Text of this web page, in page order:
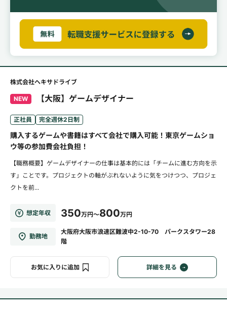
株式会社ヘキサドライブ
NEW 【大阪】ゲームデザイナー
正社員 完全週休2日制
購入するゲームや書籍はすべて会社で購入可能！東京ゲームショ
ウ等の参加費会社負担！
【職務概要】ゲームデザイナーの仕事は基本的には「チームに進む方向を示
す」ことです。プロジェクトの軸がぶれないように気をつけつつ、プロジェ
クトを前...
想定年収 350万円～800万円
勤務地
大阪府大阪市浪速区難波中2-10-70 パークスタワー28
階
お気に入りに追加 詳細を見る